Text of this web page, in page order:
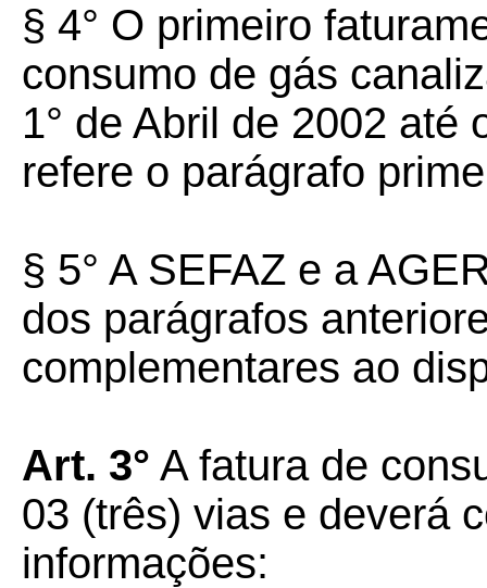
§ 4° O primeiro
consumo de gás
1° de Abril de 2002 até
refere o parágrafo
§ 5° A SEFAZ e a
dos parágrafos
complementares ao
Art. 3° A fatura de
03 (três) vias e deverá
informações: